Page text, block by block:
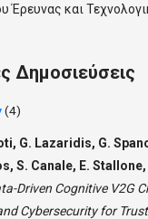
Έρευνας και
Δημοσιεύσεις
(4)
G. Lazaridis, G.
S. Canale, E.
Driven Cognitive V2G
Cybersecurity for